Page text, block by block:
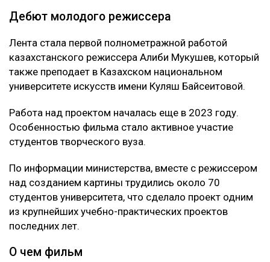
Дебют молодого режиссера
Лента стала первой полнометражной работой
казахстанского режиссера Алиби Мукушев, который
также преподает в Казахском национальном
университете искусств имени Куляш Байсеитовой.
Работа над проектом началась еще в 2023 году.
Особенностью фильма стало активное участие
студентов творческого вуза.
По информации министерства, вместе с режиссером
над созданием картины трудились около 70
студентов университета, что сделало проект одним
из крупнейших учебно-практических проектов
последних лет.
О чем фильм